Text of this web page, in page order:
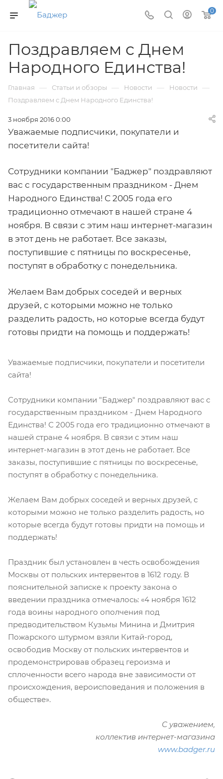
0
Поздравляем с Днем
Народного Единства!
Главная — Статьи и обзоры — Новости — Новости —
Поздравляем с Днем Народного Единства!
3 ноября 2016 0:00
Уважаемые подписчики, покупатели и
посетители сайта!
Сотрудники компании "Баджер" поздравляют
вас с государственным праздником - Днем
Народного Единства! С 2005 года его
традиционно отмечают в нашей стране 4
ноября. В связи с этим наш интернет-магазин
в этот день не работает. Все заказы,
поступившие с пятницы по воскресенье,
поступят в обработку с понедельника.
Желаем Вам добрых соседей и верных
друзей, с которыми можно не только
разделить радость, но которые всегда будут
готовы придти на помощь и поддержать!
Уважаемые подписчики, покупатели и посетители
сайта!
Сотрудники компании "Баджер" поздравляют вас с
государственным праздником - Днем Народного
Единства! С 2005 года его традиционно отмечают в
нашей стране 4 ноября. В связи с этим наш
интернет-магазин в этот день не работает. Все
заказы, поступившие с пятницы по воскресенье,
поступят в обработку с понедельника.
Желаем Вам добрых соседей и верных друзей, с
которыми можно не только разделить радость, но
которые всегда будут готовы придти на помощь и
поддержать!
Праздник был установлен в честь освобождения
Москвы от польских интервентов в 1612 году. В
пояснительной записке к проекту закона о
введении праздника отмечалось: «4 ноября 1612
года воины народного ополчения под
предводительством Кузьмы Минина и Дмитрия
Пожарского штурмом взяли Китай-город,
освободив Москву от польских интервентов и
продемонстрировав образец героизма и
сплоченности всего народа вне зависимости от
происхождения, вероисповедания и положения в
обществе».
С уважением,
коллектив интернет-магазина
www.badger.ru